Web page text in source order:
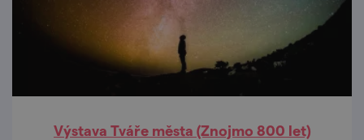
Výstava Tváře města (Znojmo 800 let)